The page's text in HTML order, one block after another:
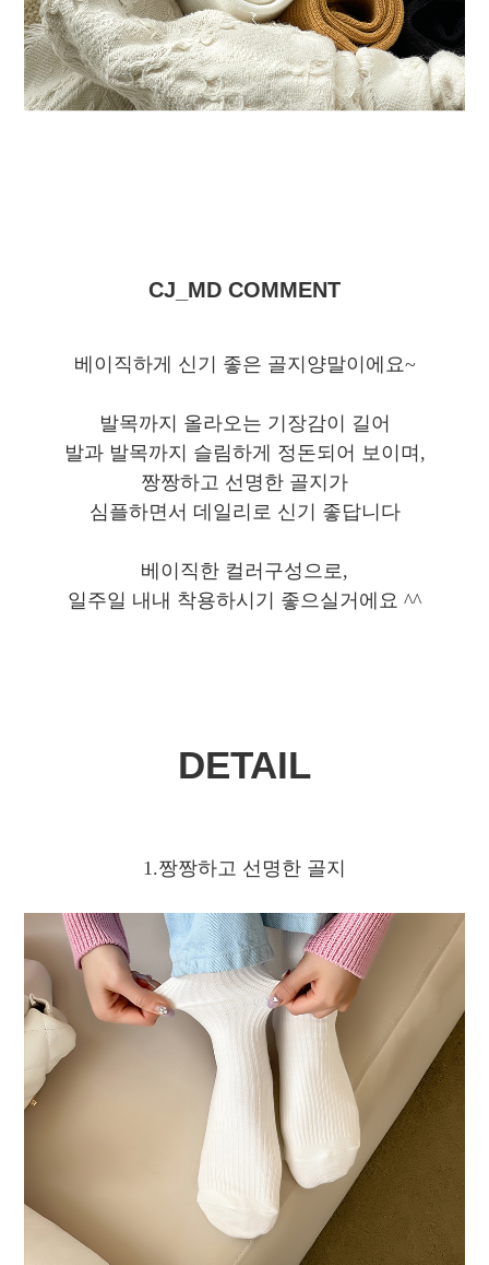
CJ_MD COMMENT
베이직하게 신기 좋은 골지양말이에요~
발목까지 올라오는 기장감이 길어
발과 발목까지 슬림하게 정돈되어 보이며,
짱짱하고 선명한 골지가
심플하면서 데일리로 신기 좋답니다
베이직한 컬러구성으로,
일주일 내내 착용하시기 좋으실거에요 ^^
DETAIL
1.짱짱하고 선명한 골지